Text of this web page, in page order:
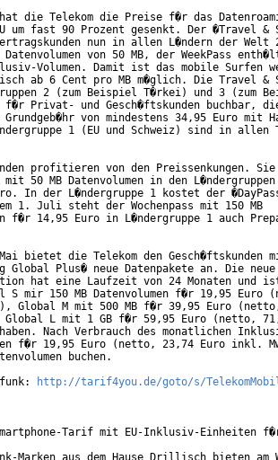
die Telekom die Preise f�r das
um fast 90 Prozent gesenkt. Der �Travel &
nun in allen L�ndern der Welt
von 50 MB, der WeekPass
Volumen. Damit ist das mobile Surfen
ab 6 Cent pro MB m�glich. Die Travel &
2 (zum Beispiel T�rkei) und 3 (zum
Privat- und Gesch�ftskunden buchbar,
von mindestens 34,95 Euro mit
1 (EU und Schweiz) sind in allen
profitieren von den Preissenkungen.
mit 50 MB Datenvolumen in den
In der L�ndergruppe 1 kostet der
1. Juli steht der Wochenpass mit 150 MB
f�r 14,95 Euro in L�ndergruppe 1 auch
bietet die Telekom den Gesch�ftskunden
Global Plus� neue Datenpakete an. Die neue
hat eine Laufzeit von 24 Monaten und
S mir 150 MB Datenvolumen f�r 19,95 Euro
Global M mit 500 MB f�r 39,95 Euro
Global L mit 1 GB f�r 59,95 Euro (netto,
Nach Verbrauch des monatlichen
f�r 19,95 Euro (netto, 23,74 Euro inkl.
buchen.
http://tarif4you.de/goto/s/
Tarif mit EU-Inklusiv-Einheiten
Marken aus dem Hause Drillisch bieten am